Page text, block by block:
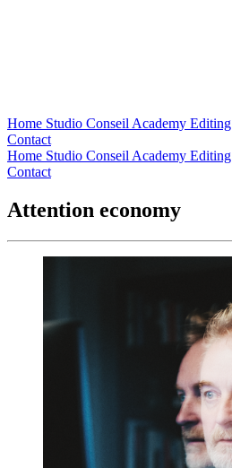
Home Studio Conseil Academy Editing
Contact
Home Studio Conseil Academy Editing
Contact
Attention economy